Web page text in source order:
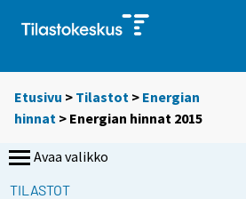
Etusivu > Tilastot > Energian
hinnat > Energian hinnat 2015
Avaa valikko
TILASTOT